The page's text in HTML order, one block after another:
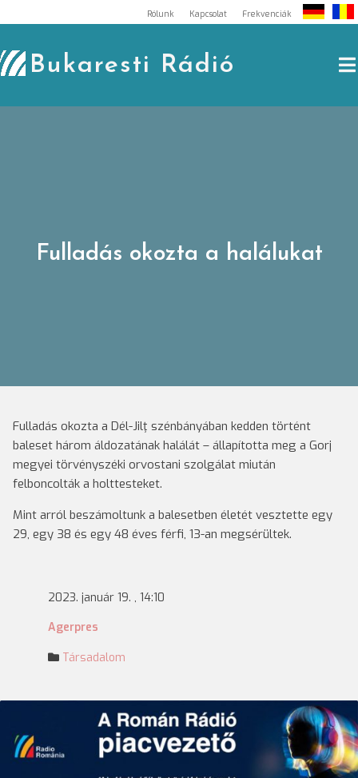
to
content
Rólunk Kapcsolat Frekvenciák
Bukaresti Rádió
Fulladás okozta a halálukat
Fulladás okozta a Dél-Jilţ szénbányában kedden történt
baleset három áldozatának halálát – állapította meg a Gorj
megyei törvényszéki orvostani szolgálat miután
felboncolták a holttesteket.
Mint arról beszámoltunk a balesetben életét vesztette egy
29, egy 38 és egy 48 éves férfi, 13-an megsérültek.
2023. január 19. , 14:10
Agerpres
Társadalom